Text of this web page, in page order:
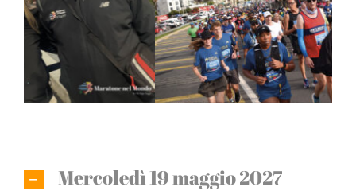
Mercoledì 19 maggio 2027